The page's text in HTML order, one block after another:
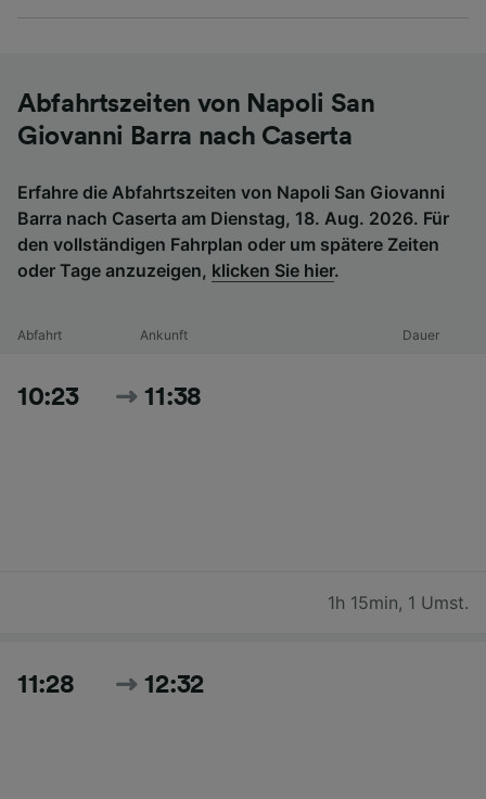
Abfahrtszeiten von Napoli San
Giovanni Barra nach Caserta
Erfahre die Abfahrtszeiten von Napoli San Giovanni
Barra nach Caserta am Dienstag, 18. Aug. 2026. Für
den vollständigen Fahrplan oder um spätere Zeiten
oder Tage anzuzeigen, klicken Sie hier.
Abfahrt Ankunft Dauer
10:23 11:38
1h 15min, 1 Umst.
11:28 12:32